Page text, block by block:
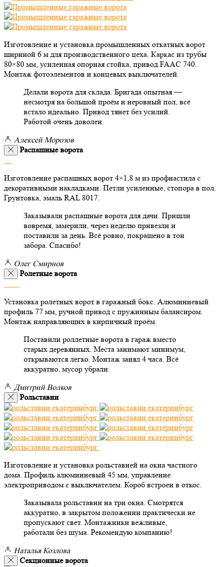
Изготовление и установка промышленных откатных ворот
шириной 6 м для производственного цеха. Каркас из трубы
80×80 мм, усиленная опорная стойка, привод FAAC 740.
Монтаж фотоэлементов и концевых выключателей.
Делали ворота для склада. Бригада опытная —
несмотря на большой проём и неровный пол, всё
встало идеально. Привод тянет без усилий.
Работой очень доволен.
Алексей Морозов
Распашные ворота
Изготовление распашных ворот 4×1,8 м из профнастила с
декоративными накладками. Петли усиленные, стопора в пол.
Грунтовка, эмаль RAL 8017.
Заказывали распашные ворота для дачи. Пришли
вовремя, замерили, через неделю привезли и
поставили за день. Всё ровно, покрашено в тон
забора. Спасибо!
Олег Смирнов
Ролетные ворота
Установка ролетных ворот в гаражный бокс. Алюминиевый
профиль 77 мм, ручной привод с пружинным балансиром.
Монтаж направляющих в кирпичный проём.
Поставили роллетные ворота в гараж вместо
старых деревянных. Места занимают минимум,
открываются легко. Монтаж занял 4 часа. Всё
аккуратно, мусор убрали.
Дмитрий Волков
Рольставни
Изготовление и установка рольставней на окна частного
дома. Профиль алюминиевый 45 мм, управление
электроприводом с выключателем. Короб встроен в откос.
Заказывала рольставни на три окна. Смотрятся
аккуратно, в закрытом положении практически не
пропускают свет. Монтажники вежливые,
работали без шума. Рекомендую компанию!
Наталья Козлова
Секционные ворота